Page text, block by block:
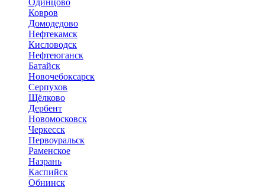
Ковров
Домодедово
Нефтекамск
Кисловодск
Нефтеюганск
Батайск
Новочебоксарск
Серпухов
Щёлково
Дербент
Новомосковск
Черкесск
Первоуральск
Раменское
Назрань
Каспийск
Обнинск